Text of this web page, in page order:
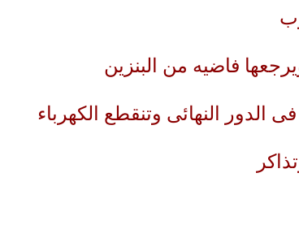
فاضيه من البنزين
الدور النهائى وتنقطع الكهرباء